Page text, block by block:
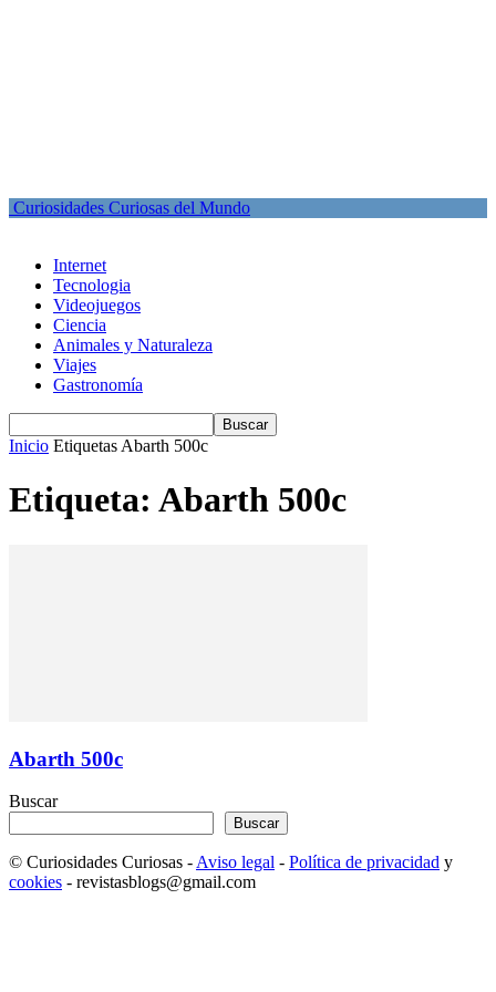
Curiosidades Curiosas del Mundo
Internet
Tecnologia
Videojuegos
Ciencia
Animales y Naturaleza
Viajes
Gastronomía
Inicio Etiquetas Abarth 500c
Etiqueta: Abarth 500c
Abarth 500c
Buscar
Buscar
© Curiosidades Curiosas - Aviso legal - Política de privacidad y
cookies - revistasblogs@gmail.com